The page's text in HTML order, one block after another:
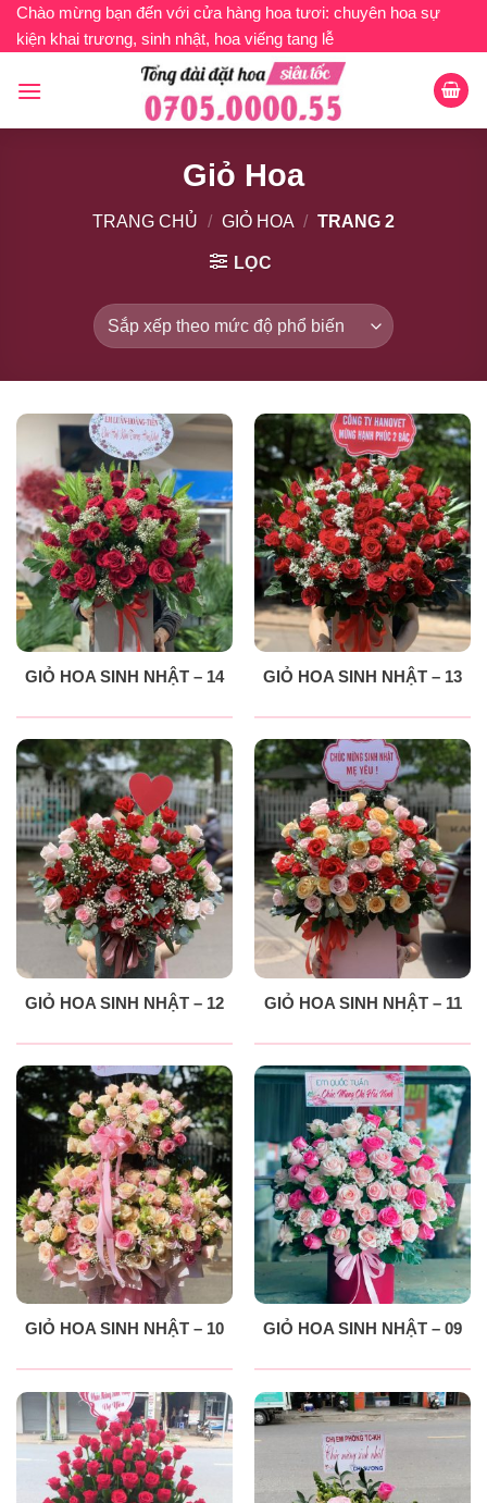
Bỏ
qua
dung
Chào mừng bạn đến với cửa hàng hoa tươi: chuyên hoa sự
kiện khai trương, sinh nhật, hoa viếng tang lễ
Giỏ Hoa
TRANG CHỦ / GIỎ HOA / TRANG 2
LỌC
GIỎ HOA SINH NHẬT – 14 GIỎ HOA SINH NHẬT – 13
GIỎ HOA SINH NHẬT – 12 GIỎ HOA SINH NHẬT – 11
GIỎ HOA SINH NHẬT – 10 GIỎ HOA SINH NHẬT – 09